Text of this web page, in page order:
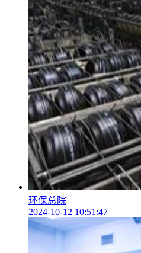
环保总院
2024-10-12 10:51:47